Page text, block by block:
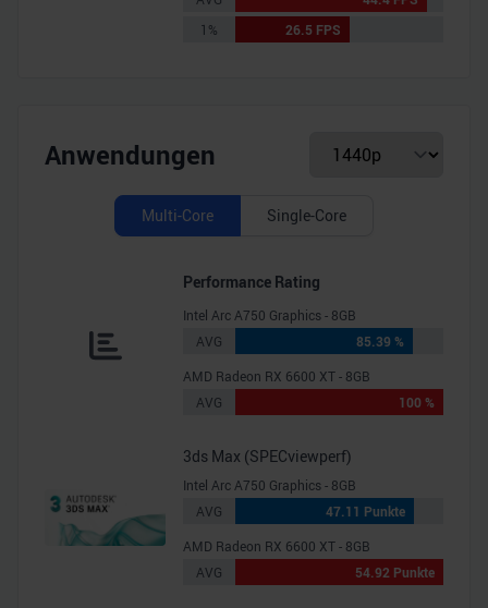
1%
26.5 FPS
Anwendungen
Multi-Core Single-Core
Performance Rating
Intel Arc A750 Graphics - 8GB
AVG
85.39 %
AMD Radeon RX 6600 XT - 8GB
AVG
100 %
3ds Max (SPECviewperf)
Intel Arc A750 Graphics - 8GB
AVG
47.11 Punkte
AMD Radeon RX 6600 XT - 8GB
AVG
54.92 Punkte